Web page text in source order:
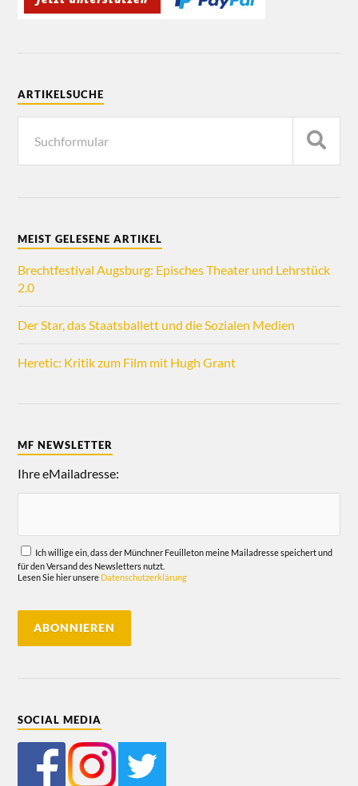
ARTIKELSUCHE
MEIST GELESENE ARTIKEL
Brechtfestival Augsburg: Episches Theater und Lehrstück
2.0
Der Star, das Staatsballett und die Sozialen Medien
Heretic: Kritik zum Film mit Hugh Grant
MF NEWSLETTER
Ihre eMailadresse:
Ich willige ein, dass der Münchner Feuilleton meine Mailadresse speichert und
für den Versand des Newsletters nutzt.
Lesen Sie hier unsere Datenschutzerklärung
SOCIAL MEDIA